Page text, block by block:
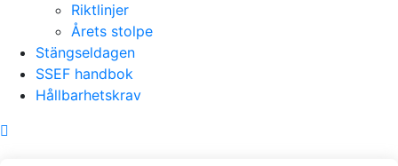
Riktlinjer
Årets stolpe
Stängseldagen
SSEF handbok
Hållbarhetskrav